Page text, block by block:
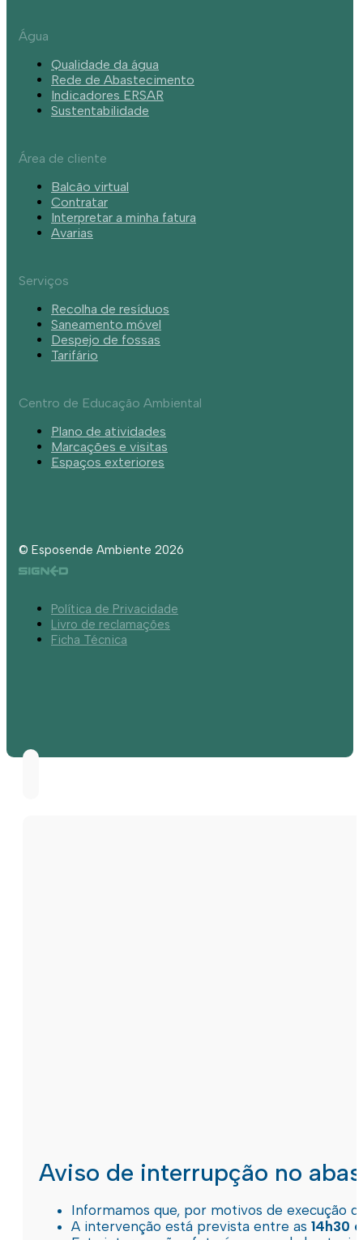
Água
Qualidade da água
Rede de Abastecimento
Indicadores ERSAR
Sustentabilidade
Área de cliente
Balcão virtual
Contratar
Interpretar a minha fatura
Avarias
Serviços
Recolha de resíduos
Saneamento móvel
Despejo de fossas
Tarifário
Centro de Educação Ambiental
Plano de atividades
Marcações e visitas
Espaços exteriores
© Esposende Ambiente 2026
Política de Privacidade
Livro de reclamações
Ficha Técnica
Aviso de interrupção no
Informamos que, por motivos de execução
A intervenção está prevista entre as 14h30